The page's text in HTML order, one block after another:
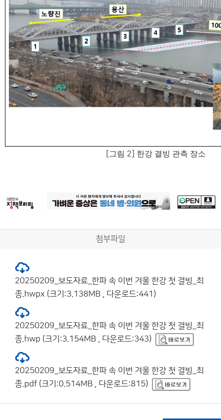
그림 2] 한강 결빙 관측 장소
첨부파일
20250209_보도자료_한파 속 이번 겨울 한강 첫 결빙_최
종.hwpx (크기:3.138MB , 다운로드:441)
20250209_보도자료_한파 속 이번 겨울 한강 첫 결빙_최
종.hwp (크기:3.154MB , 다운로드:343)
20250209_보도자료_한파 속 이번 겨울 한강 첫 결빙_최
종.pdf (크기:0.514MB , 다운로드:815)